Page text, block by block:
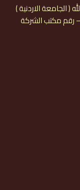
( الجامعة الاردنية )
– رقم مكتب الشركة